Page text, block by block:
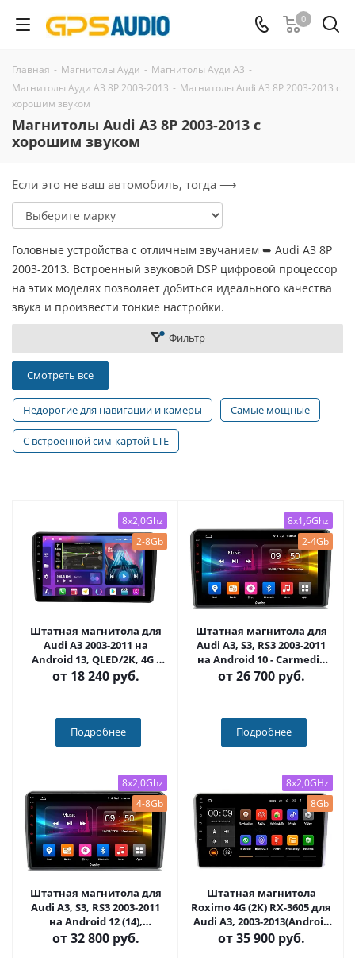
0
Главная - Магнитолы Ауди - Магнитолы Ауди А3 -
Магнитолы Ауди А3 8Р 2003-2013 - Магнитолы Audi A3 8P 2003-2013 с
хорошим звуком
Магнитолы Audi A3 8P 2003-2013 с
хорошим звуком
Если это не ваш автомобиль, тогда ⟶
Головные устройства с отличным звучанием ➥ Audi A3 8P
2003-2013. Встроенный звуковой DSP цифровой процессор
на этих моделях позволяет добиться идеального качества
звука и произвести тонкие настройки.
Фильтр
Смотреть все
Недорогие для навигации и камеры Самые мощные
С встроенной сим-картой LTE
8x2,0Ghz
2-8Gb
Штатная магнитола для
Audi A3 2003-2011 на
Android 13, QLED/2K, 4G -
FarCar S500 Plus (049M)
от 18 240 руб.
Подробнее
8x1,6Ghz
2-4Gb
Штатная магнитола для
Audi A3, S3, RS3 2003-2011
на Android 10 - Carmedia
OL-9968-IJ
от26 700 руб.
Подробнее
8x2,0Ghz
4-8Gb
Штатная магнитола для
Audi A3, S3, RS3 2003-2011
на Android 12 (14),
(QLED/2K) - Carmedia OL-
9968-NPQU
от32 800 руб.
8x2,0GHz
8Gb
Штатная магнитола
Roximo 4G (2K) RX-3605 для
Audi A3, 2003-2013(Android
13)
от35 900 руб.